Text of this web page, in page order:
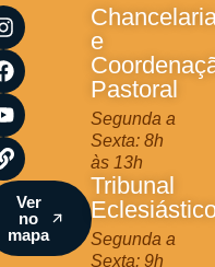
I
n
s
t
a
g
r
a
m
F
a
c
e
b
o
o
k
Y
o
u
t
u
b
e
L
i
n
k
Ver
no
mapa
e
Pastoral
Segunda a
Sexta: 8h
às 13h
Tribunal
Segunda a
Sexta: 9h